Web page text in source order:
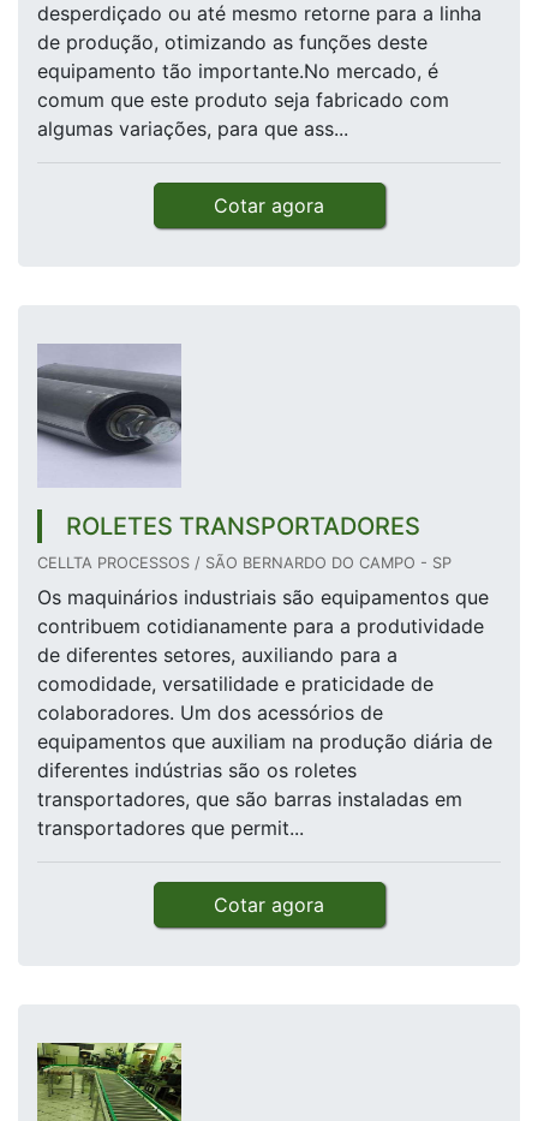
desperdiçado ou até mesmo retorne para a linha
de produção, otimizando as funções deste
equipamento tão importante.No mercado, é
comum que este produto seja fabricado com
algumas variações, para que ass...
Cotar agora
ROLETES TRANSPORTADORES
CELLTA PROCESSOS / SÃO BERNARDO DO CAMPO - SP
Os maquinários industriais são equipamentos que
contribuem cotidianamente para a produtividade
de diferentes setores, auxiliando para a
comodidade, versatilidade e praticidade de
colaboradores. Um dos acessórios de
equipamentos que auxiliam na produção diária de
diferentes indústrias são os roletes
transportadores, que são barras instaladas em
transportadores que permit...
Cotar agora